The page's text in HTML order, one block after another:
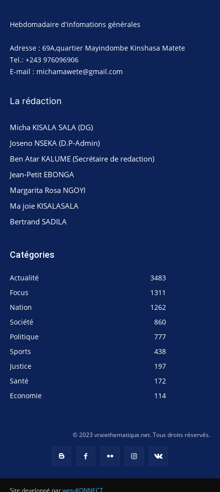
Hebdomadaire d'infomations générales
Adresse : 69A,quartier Mayindombe Kinshasa Matete
Tel.: +243 976096906
E-mail : michamawete@gmail.com
La rédaction
Micha KISALA SALA (DG)
Joseno NSEKA (D.P-Admin)
Ben Atar KALUME (Secrétaire de redaction)
Jean-Petit EBONGA
Margarita Rosa NGOYI
Ma joie KISALASALA
Bertrand SADILA
Catégories
Actualité
3483
Focus
1311
Nation
1262
Société
860
Politique
777
Sports
438
Justice
197
Santé
172
Economie
114
© 2023 vraiethematique.net. Tous droits réservés.
Site developpé parwetuKONNECT